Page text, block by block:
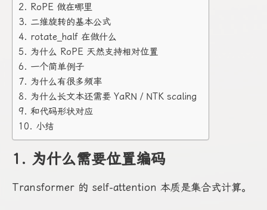
2. RoPE 做在哪里
3. 二维旋转的基本公式
4. rotate_half 在做什么
5. 为什么 RoPE 天然支持相对位置
6. 一个简单例子
7. 为什么有很多频率
8. 为什么长文本还需要 YaRN / NTK scaling
9. 和代码形状对应
10. 小结
1. 为什么需要位置编码
Transformer 的 self-attention 本质是集合式计算。